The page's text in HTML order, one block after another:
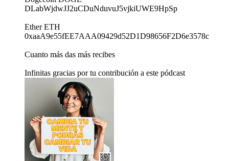
DLabWjdwJJ2uCDuNduvuJ5vjkiUWE9HpSp
Ether ETH
0xaaA9e55fEE7AAA09429d52D1D98656F2D6e3578c
Cuanto más das más recibes
Infinitas gracias por tu contribución a este pódcast